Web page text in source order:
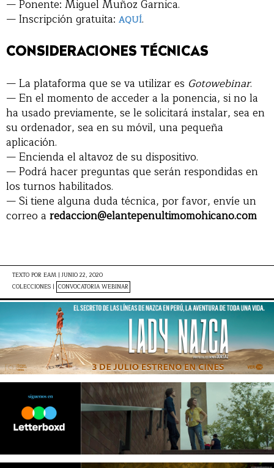
— Ponente: Miguel Muñoz Garnica.
— Inscripción gratuita: AQUÍ.
CONSIDERACIONES TÉCNICAS
— La plataforma que se va utilizar es Gotowebinar.
— En el momento de acceder a la ponencia, si no la
ha usado previamente, se le solicitará instalar, sea en
su ordenador, sea en su móvil, una pequeña
aplicación.
— Encienda el altavoz de su dispositivo.
— Podrá hacer preguntas que serán respondidas en
los turnos habilitados.
— Si tiene alguna duda técnica, por favor, envíe un
correo a redaccion@elantepenultimomohicano.com
TEXTO POR EAM | JUNIO 22, 2020
COLECCIONES | CONVOCATORIA WEBINAR